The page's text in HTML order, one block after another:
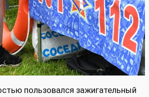
пользовался зажигательный